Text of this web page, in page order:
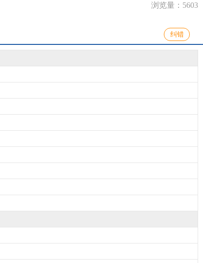
浏览量：5603
纠错